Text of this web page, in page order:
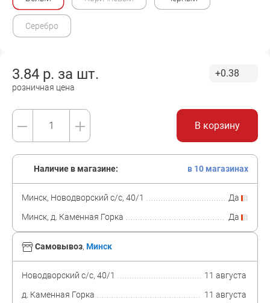
Серебро
3.84 р. за шт.
розничная цена
+0.38
В корзину
Самовывоз, Минск
Новодворский с/с, 40/1
11 августа
д. Каменная Горка
11 августа
Наличие в магазине: в 10 магазинах
Минск, Новодворский с/с, 40/1
Да
Минск, д. Каменная Горка
Да